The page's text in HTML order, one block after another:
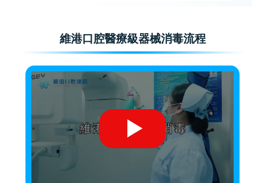
維港口腔醫療級器械消毒流程